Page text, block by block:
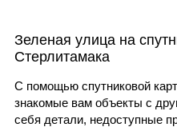
Зеленая улица на
Стерлитамака
С помощью спутниковой
знакомые вам объекты с
себя детали, недоступные